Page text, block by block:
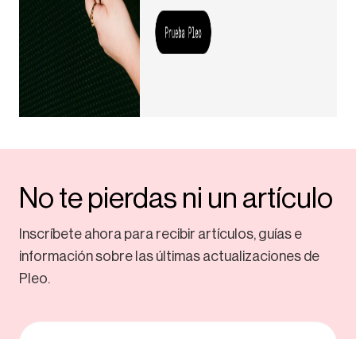
No te pierdas ni un artículo
Inscríbete ahora para recibir artículos, guías e
información sobre las últimas actualizaciones de
Pleo.